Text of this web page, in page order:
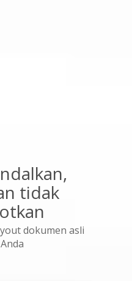
tidak
dokumen asli